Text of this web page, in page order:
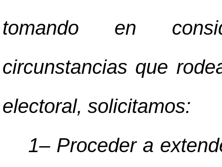
tomando en
circunstancias que
electoral, solicitamos:
1–Proceder a